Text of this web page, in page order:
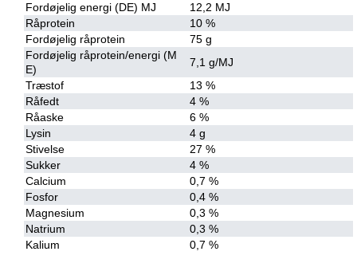
STAR TACK
STUD MUFFIN
TIMER GPS
TKO
WAHLSTEN
Fordøjelig energi (DE) MJ
12,2 MJ
Råprotein
10 %
Fordøjelig råprotein
75 g
Fordøjelig råprotein/energi (M
E)
7,1 g/MJ
Træstof
13 %
Råfedt
4 %
Råaske
6 %
Lysin
4 g
Stivelse
27 %
Sukker
4 %
Calcium
0,7 %
Fosfor
0,4 %
Magnesium
0,3 %
Natrium
0,3 %
Kalium
0,7 %